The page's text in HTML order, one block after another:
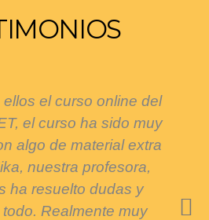
el curso online del
el curso ha sido muy
algo de material extra
nuestra profesora,
ha resuelto dudas y
Realmente muy